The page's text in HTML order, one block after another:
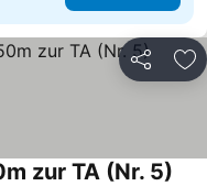
Dela
zur TA (Nr. 5)